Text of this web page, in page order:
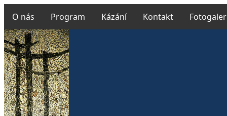
O nás Program Kázání Kontakt